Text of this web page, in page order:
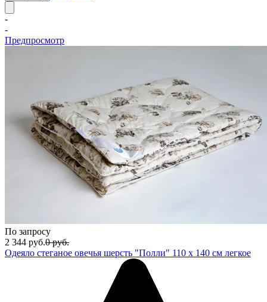
-
-
Предпросмотр
По запросу
2 344 руб.0 руб.
Одеяло стеганое овечья шерсть "Полли" 110 х 140 см легкое